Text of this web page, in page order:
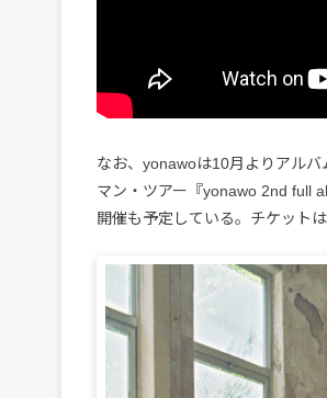
なお、yonawoは10月よりアル
マン・ツアー『yonawo 2nd full
開催も予定している。チケット